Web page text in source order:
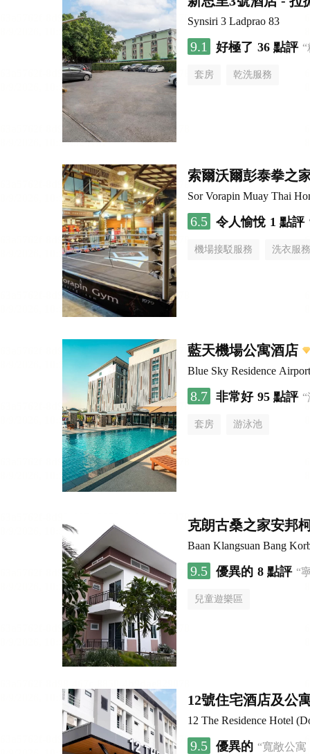
Synsiri 3 Ladprao 83
9.1 好極了 36 點評
套房 乾洗服務
索爾沃爾彭泰拳之
Sor Vorapin Muay Thai
6.5 令人愉悅 1 點評
機場接駁服務 洗衣服務
藍天機場公寓酒店
Blue Sky Residence Airport
8.7 非常好 95 點評
套房 游泳池
克朗古桑之家安邦
Baan Klangsuan Bang
9.5 優異的 8 點評 “
兒童遊樂區
12號住宅酒店及公
12 The Residence Hotel
9.5 優異的 “寬敞公